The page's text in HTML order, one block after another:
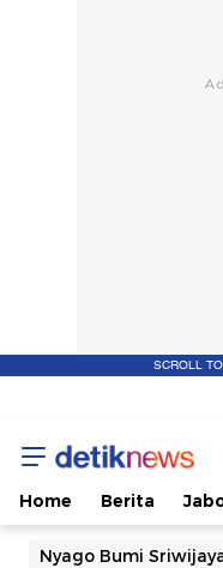
SCROLL
Home Berita
Nyago Bumi